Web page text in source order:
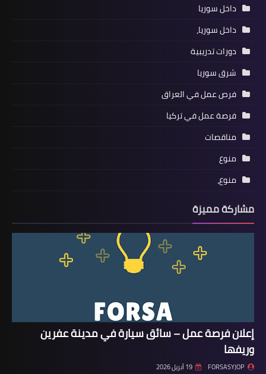
داخل سوريا
داخل سوريا،
دورات تدريبية
شرق سوريا
فرص عمل في العراق
فرصة عمل في تركيا
مناقصات
منوع
منوع،
مشاركة مميزة
إعلان فرصة عمل – سائق سيارة في مدينة عفرين
وريفها
FORSASYJOP 19 أبريل 2026